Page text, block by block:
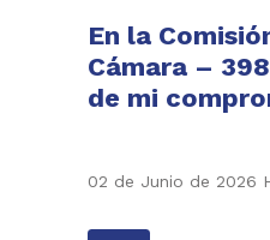
En la
Cámara –
de mi
02 de Junio de 2026